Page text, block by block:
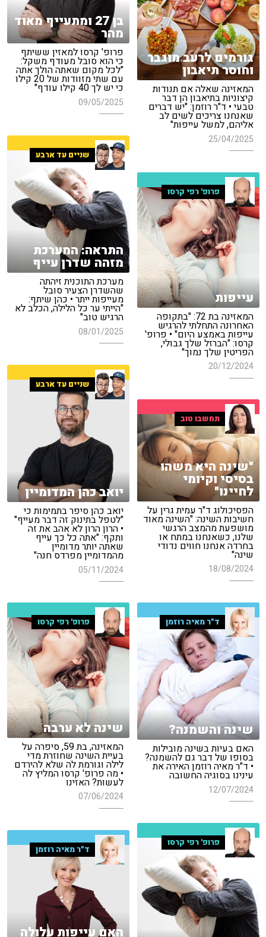
בן 27 ומתעייף מאוד
מהר
פרופ' קרסו למאזין ששיתף
כי הוא סובל מעודף משקל:
"לכל מקום שאתה הולך אתה
עם שתי מזוודות של 20 קילו
כי יש לך 40 קילו עודף"
09/05/2025
גורמים לרעב מוגבר
וחוסר תיאבון
המאזינה שאלה אם תנודות
קיצוניות בתיאבון הן דבר
טבעי • ד"ר רוזמן: "יש דברים
שאנחנו צריכים לשים לב
אליהם, למשל עייפות"
25/04/2025
שניים עד ארבע
התראה: המערכת
מזהה שדרן עייף
מערכת התוכנית זיהתה
שהשדרן הצעיר סובל
מעייפות ייתר • כהן שיתף:
"הייתי ער כל הלילה, הכלב לא
הרגיש טוב"
08/01/2025
פרופ' רפי קרסו
עייפות
המאזינה בת 72: "בתקופה
האחרונה התחלתי להרגיש
עייפות באמצע היום" • פרופ'
קרסו: "הברזל שלך גבולי,
הפריטין שלך נמוך"
20/12/2024
שניים עד ארבע
יואב כהן המדומיין
יואב כהן סיפר בתמימות כי
"לטפל בתינוק זה דבר מעייף"
• הרון הרון לא אהב את זה
ותקף: "אתה כל כך עייף
שאתה יותר מדומיין
מהמדומיין מפרדס חנה"
05/11/2024
תחשבו טוב
"שינה היא משהו
בסיסי וקיומי
לחיינו"
הפסיכולוג ד"ר עמית גרין על
חשיבות השינה: "השינה מאוד
מושפעת מהמצב הרגשי
שלנו, כשאנחנו במתח או
בחרדה אנחנו חווים נדודי
שינה"
18/08/2024
ד"ר מאיה רוזמן
שינה והשמנה?
האם בעיות בשינה מובילות
בסופו של דבר גם להשמנה?
• ד"ר מאיה רוזמן האירה את
עינינו בסוגיה החשובה
12/07/2024
פרופ' רפי קרסו
שינה לא ערבה
המאזינה, בת 59, סיפרה על
בעיית השינה שחוזרת מדי
לילה וגורמת לה שלא להירדם
• מה פרופ' קרסו המליץ לה
לעשות? האזינו
07/06/2024
פרופ' רפי קרסו
ד"ר מאיה רוזמן
האם עייפות עלולה